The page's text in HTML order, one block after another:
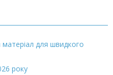
матеріал для швидкого
року